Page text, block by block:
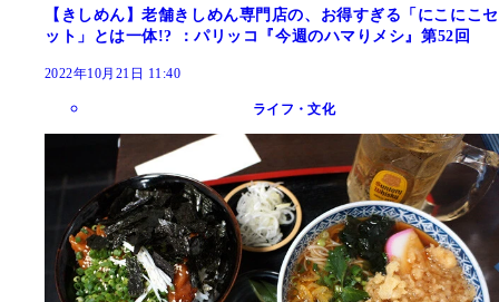
【きしめん】老舗きしめん専門店の、お得すぎる「にこにこセ
ット」とは一体!? ：パリッコ『今週のハマりメシ』第52回
2022年10月21日 11:40
ライフ・文化